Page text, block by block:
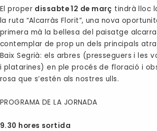
El proper dissabte 12 de març tindrà lloc
la ruta “Alcarràs Florit”, una nova
primera mà la bellesa del paisatge
contemplar de prop un dels principals
Baix Segrià: els arbres (presseguers i les
i platarines) en ple procés de floració i
rosa que s’estén als nostres ulls.
PROGRAMA DE LA JORNADA
9.30 hores sortida